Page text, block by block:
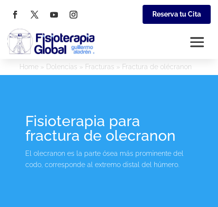
Reserva tu Cita
Home » Dolencias » Fracturas » Fractura de olécranon
Fisioterapia para
fractura de olecranon
El olecranon es la parte ósea más prominente del
codo, corresponde al extremo distal del húmero.